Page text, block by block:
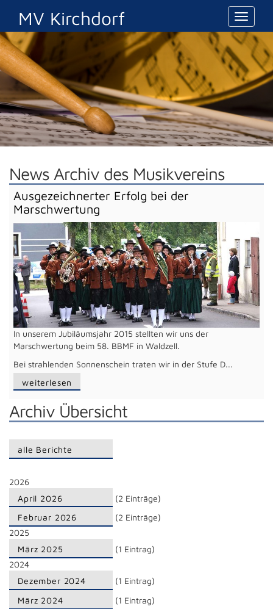
Toggle
MV Kirchdorf
News Archiv des Musikvereins
Ausgezeichnerter Erfolg bei der
Marschwertung
In unserem Jubiläumsjahr 2015 stellten wir uns der
Marschwertung beim 58. BBMF in Waldzell.
Bei strahlenden Sonnenschein traten wir in der Stufe D...
weiterlesen
Archiv Übersicht
alle Berichte
2026
April 2026
(2 Einträge)
Februar 2026
(2 Einträge)
2025
März 2025
(1 Eintrag)
2024
Dezember 2024
(1 Eintrag)
März 2024
(1 Eintrag)